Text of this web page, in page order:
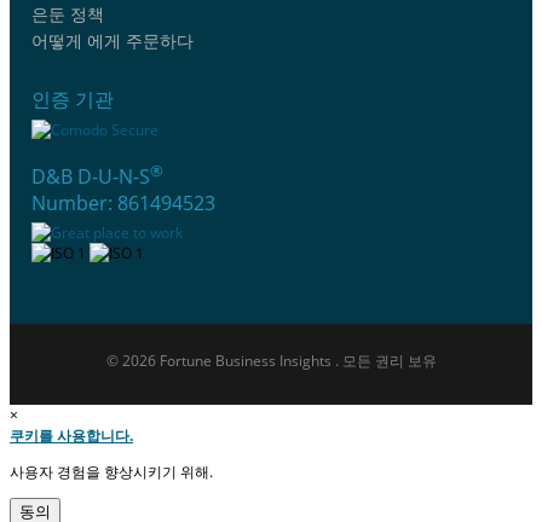
은둔 정책
어떻게 에게 주문하다
인증 기관
D&B D-U-N-S®
Number: 861494523
© 2026 Fortune Business Insights . 모든 권리 보유
×
쿠키를 사용합니다.
사용자 경험을 향상시키기 위해.
동의